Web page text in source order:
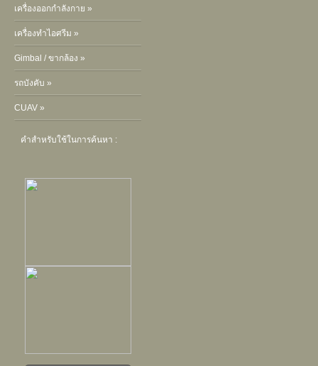
เครื่องออกกำลังกาย »
เครื่องทำไอศรีม »
Gimbal / ขากล้อง »
รถบังคับ »
CUAV »
คำสำหรับใช้ในการค้นหา :